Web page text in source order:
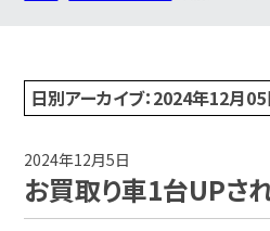
ポルシェ買取実績
日別アーカイブ：2024年12月05
2024年12月5日
お買取り車1台UPされ